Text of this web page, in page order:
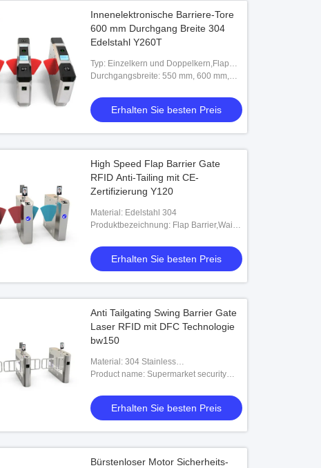
Innenelektronische Barriere-Tore
600 mm Durchgang Breite 304
Edelstahl Y260T
Typ: Einzelkern und Doppelkern,Flap
Barrier Gate,Vollautomatische
F
Durchgangsbreite: 550 mm, 600 mm,
Erhalten Sie besten Preis
High Speed Flap Barrier Gate
RFID Anti-Tailing mit CE-
Zertifizierung Y120
Material: Edelstahl 304
Produktbezeichnung: Flap Barrier,Waist
Turnstile,304 Vollstahl Bürsten
Zugriffskontro
Erhalten Sie besten Preis
Anti Tailgating Swing Barrier Gate
Laser RFID mit DFC Technologie
bw150
Material: 304 Stainless
Steel,SUS304,thickness is no less than
Product name: Supermarket security
gates,PD132 Single Loop Detector,Door
Access Control System,security swing
recognition device
Erhalten Sie besten Preis
Bürstenloser Motor Sicherheits-